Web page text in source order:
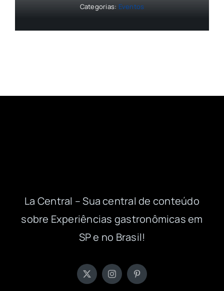
Categorias: Eventos
La Central – Sua central de conteúdo
sobre Experiências gastronômicas em
SP e no Brasil!